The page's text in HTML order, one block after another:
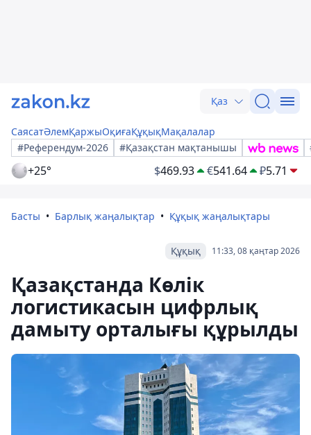
Қаз
СаясатӘлемҚаржыОқиғаҚұқықМақалалар
#Референдум-2026
#Қазақстан мақтанышы
+25° $469.93 €541.64 ₽5.71
Басты Барлық жаңалықтар Құқық жаңалықтары
11:33, 08 қаңтар 2026
Құқық
Қазақстанда Көлік
логистикасын цифрлық
дамыту орталығы құрылды